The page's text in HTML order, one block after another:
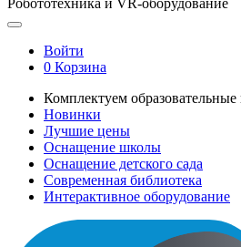
Робототехника и VR-оборудование
Войти
0 Корзина
Комплектуем
Новинки
Лучшие цены
Оснащение школы
Оснащение детского сада
Современная библиотека
Интерактивное оборудование